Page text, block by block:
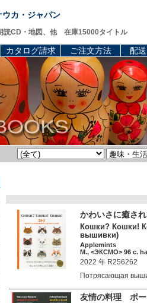
ウカ・ジャパン
読CD・地図、他 在庫15000タイトル
カタログ請求 ご注文方法 配
かわいさに癒さ
Кошки? Кошки!
вышивки)
Applemints
М., <ЭКСМО> 96 c.
2022 年 R256262
Потрясающая
友情の料理 ポー